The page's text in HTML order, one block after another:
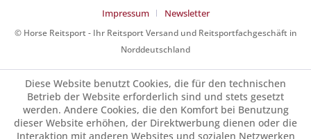
Impressum
Newsletter
© Horse Reitsport - Ihr Reitsport Versand und Reitsportfachgeschäft in
Norddeutschland
Diese Website benutzt Cookies, die für den technischen
Betrieb der Website erforderlich sind und stets gesetzt
werden. Andere Cookies, die den Komfort bei Benutzung
dieser Website erhöhen, der Direktwerbung dienen oder die
Interaktion mit anderen Websites und sozialen Netzwerken